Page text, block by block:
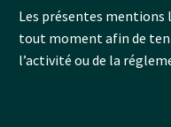
Les présentes mentions
tout moment afin de
l’activité ou de la